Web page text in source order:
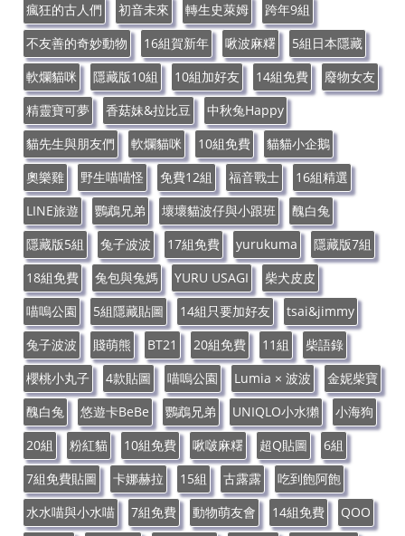
瘋狂的古人們
初音未來 轉生史萊姆
跨年9組
不友善的奇妙動物
16組賀新年 啾波麻糬
5組日本隱藏
軟爛貓咪
隱藏版10組 10組加好友 14組免費
廢物女友
精靈寶可夢
香菇妹&拉比豆
中秋兔Happy
貓先生與朋友們
軟爛貓咪 10組免費
貓貓小企鵝
奧樂雞
野生喵喵怪 免費12組 福音戰士
16組精選
LINE旅遊
鸚鵡兄弟 壞壞貓波仔與小跟班
醜白兔
隱藏版5組
兔子波波 17組免費 yurukuma
隱藏版7組
18組免費
兔包與兔媽 YURU USAGI
柴犬皮皮
喵嗚公園
5組隱藏貼圖 14組只要加好友
tsai&jimmy
兔子波波
賤萌熊 BT21 20組免費 11組
柴語錄
櫻桃小丸子
4款貼圖 喵嗚公園 Lumia × 波波
金妮柴寶
醜白兔
悠遊卡BeBe 鸚鵡兄弟 UNIQLO小水獺
小海狗
20組
粉紅貓 10組免費 啾啵麻糬 超Q貼圖
6組
7組免費貼圖
卡娜赫拉 15組 古露露
吃到飽阿飽
水水喵與小水喵
7組免費 動物萌友會 14組免費
QOO